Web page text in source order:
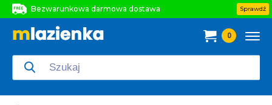
Bezwarunkowa darmowa dostawa
Bezwarunkowa darmowa dostawa
Sprawdź
0